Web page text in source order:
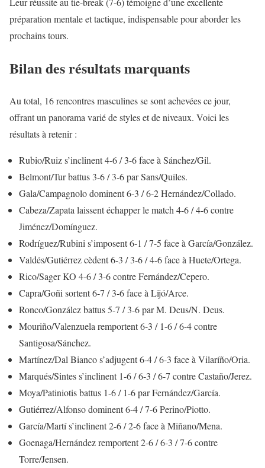
préparation mentale et tactique, indispensable pour aborder les
prochains tours.
Bilan des résultats marquants
Au total, 16 rencontres masculines se sont achevées ce jour,
offrant un panorama varié de styles et de niveaux. Voici les
résultats à retenir :
Rubio/Ruiz s’inclinent 4-6 / 3-6 face à Sánchez/Gil.
Belmont/Tur battus 3-6 / 3-6 par Sans/Quiles.
Gala/Campagnolo dominent 6-3 / 6-2 Hernández/Collado.
Cabeza/Zapata laissent échapper le match 4-6 / 4-6 contre
Jiménez/Domínguez.
Rodríguez/Rubini s’imposent 6-1 / 7-5 face à García/González.
Valdés/Gutiérrez cèdent 6-3 / 3-6 / 4-6 face à Huete/Ortega.
Rico/Sager KO 4-6 / 3-6 contre Fernández/Cepero.
Capra/Goñi sortent 6-7 / 3-6 face à Lijó/Arce.
Ronco/González battus 5-7 / 3-6 par M. Deus/N. Deus.
Mouriño/Valenzuela remportent 6-3 / 1-6 / 6-4 contre
Santigosa/Sánchez.
Martínez/Dal Bianco s’adjugent 6-4 / 6-3 face à Vilaríño/Oria.
Marqués/Sintes s’inclinent 1-6 / 6-3 / 6-7 contre Castaño/Jerez.
Moya/Patiniotis battus 1-6 / 1-6 par Fernández/García.
Gutiérrez/Alfonso dominent 6-4 / 7-6 Perino/Piotto.
García/Martí s’inclinent 2-6 / 2-6 face à Miñano/Mena.
Goenaga/Hernández remportent 2-6 / 6-3 / 7-6 contre
Torre/Jensen.